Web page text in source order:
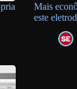
Mais
este